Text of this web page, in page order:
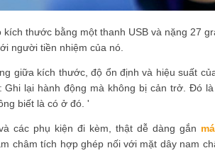
thước bằng một thanh USB và nặng 27
người tiền nhiệm của nó.
giữa kích thước, độ ổn định và hiệu suất
Ghi lại hành động mà không bị cản trở. Đó
biết là có ở đó. '
các phụ kiện đi kèm, thật dễ dàng gắn
châm tích hợp ghép nối với mặt dây nam